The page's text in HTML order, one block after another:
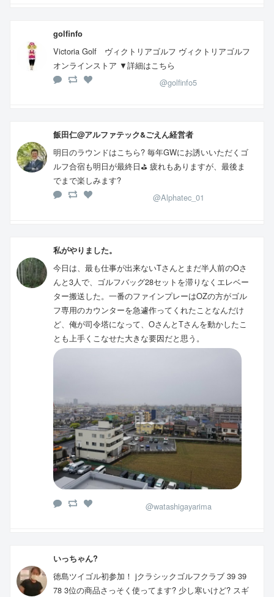
golfinfo
Victoria Golf ヴィクトリアゴルフ ヴィクトリアゴルフ
オンラインストア ▼詳細はこちら
@golfinfo5
飯田仁@アルファテック&ごえん経営者
明日のラウンドはこちら? 毎年GWにお誘いいただくゴ
ルフ合宿も明日が最終日⛳️ 疲れもありますが、最後ま
でまで楽しみます?
@Alphatec_01
私がやりました。
今日は、最も仕事が出来ないTさんとまだ半人前のOさ
んと3人で、ゴルフバッグ28セットを滞りなくエレベー
ター搬送した。一番のファインプレーはOZの方がゴル
フ専用のカウンターを急遽作ってくれたことなんだけ
ど、俺が司令塔になって、OさんとTさんを動かしたこ
とも上手くこなせた大きな要因だと思う。
@watashigayarima
いっちゃん?
徳島ツイゴル初参加！ jクラシックゴルフクラブ 39 39
78 3位の商品さっそく使ってます? 少し寒いけど? スギ